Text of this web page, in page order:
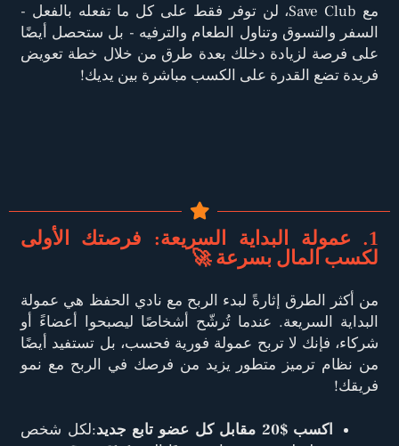
مع Save Club، لن توفر فقط على كل ما تفعله بالفعل -
السفر والتسوق وتناول الطعام والترفيه - بل ستحصل أيضًا
على فرصة لزيادة دخلك بعدة طرق من خلال خطة تعويض
فريدة تضع القدرة على الكسب مباشرة بين يديك!
1. عمولة البداية السريعة: فرصتك الأولى
لكسب المال بسرعة 🚀
من أكثر الطرق إثارةً لبدء الربح مع نادي الحفظ هي عمولة
البداية السريعة. عندما تُرشّح أشخاصًا ليصبحوا أعضاءً أو
شركاء، فإنك لا تربح عمولة فورية فحسب، بل تستفيد أيضًا
من نظام ترميز متطور يزيد من فرصك في الربح مع نمو
فريقك!
اكسب $20 مقابل كل عضو تابع جديد
:لكل شخص